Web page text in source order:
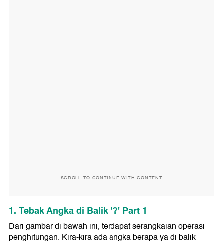
SCROLL TO CONTINUE WITH CONTENT
1. Tebak Angka di Balik '?' Part 1
Dari gambar di bawah ini, terdapat serangkaian operasi
penghitungan. Kira-kira ada angka berapa ya di balik